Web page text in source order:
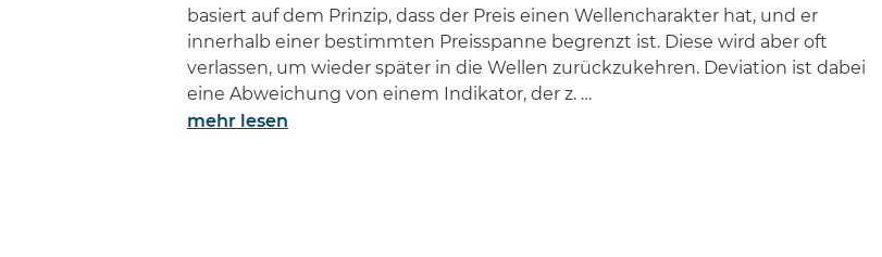
basiert auf dem Prinzip, dass der Preis einen Wellencharakter hat, und er
innerhalb einer bestimmten Preisspanne begrenzt ist. Diese wird aber oft
verlassen, um wieder später in die Wellen zurückzukehren. Deviation ist dabei
eine Abweichung von einem Indikator, der z. …
mehr lesen